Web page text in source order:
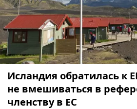
Исландия обратилась к
не вмешиваться в
членству в ЕС